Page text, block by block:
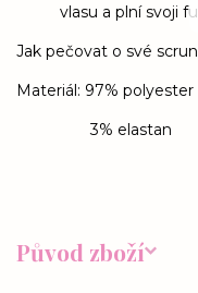
vlasu a plní svoji
Jak pečovat o své
Materiál: 97% polyester
3% elastan
Původ zboží